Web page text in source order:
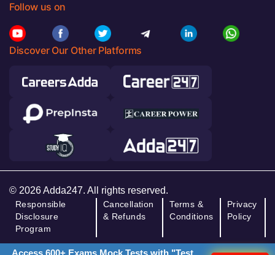
Follow us on
Discover Our Other Platforms
© 2026 Adda247. All rights reserved.
Responsible
Disclosure
Program
Cancellation
& Refunds
Terms &
Conditions
Privacy
Policy
Access 600+ Exams Mock Tests with "Test